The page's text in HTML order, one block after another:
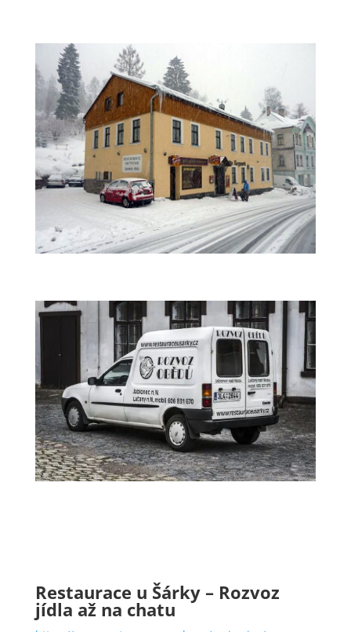
Restaurace u Šárky – Rozvoz
jídla až na chatu